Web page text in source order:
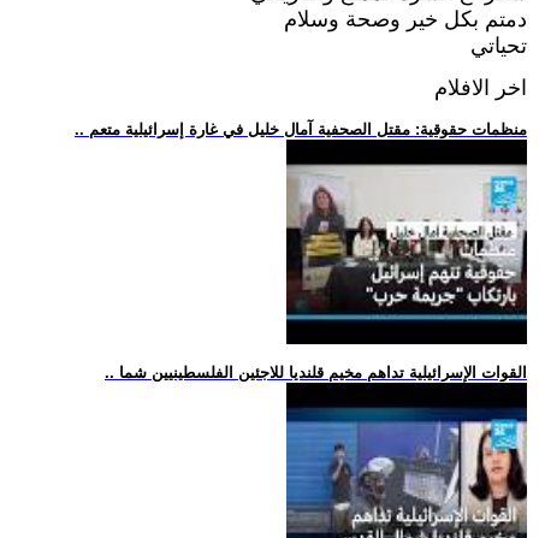
دمتم بكل خير وصحة وسلام
تحياتي
اخر الافلام
.. منظمات حقوقية: مقتل الصحفية آمال خليل في غارة إسرائيلية متعم
.. القوات الإسرائيلية تداهم مخيم قلنديا للاجئين الفلسطينيين شما